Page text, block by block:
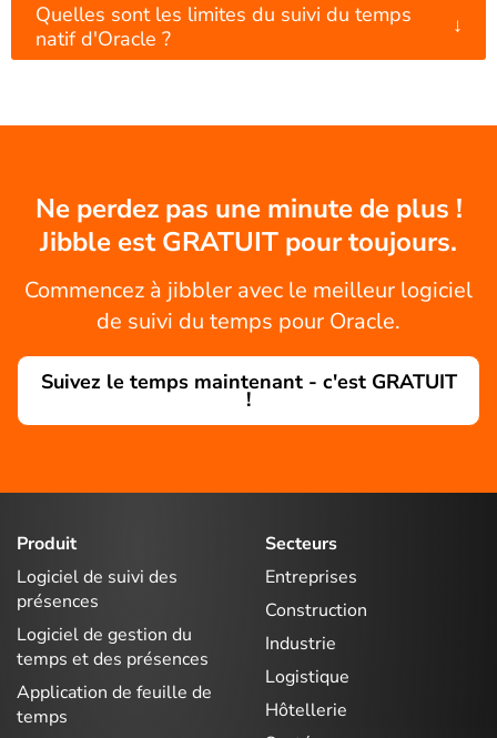
Quelles sont les limites du suivi du temps
natif d'Oracle ?
↓
Ne perdez pas une minute de plus !
Jibble est GRATUIT pour toujours.
Commencez à jibbler avec le meilleur logiciel
de suivi du temps pour Oracle.
Suivez le temps maintenant - c'est GRATUIT
!
Produit
Logiciel de suivi des
présences
Logiciel de gestion du
temps et des présences
Application de feuille de
temps
Secteurs
Entreprises
Construction
Industrie
Logistique
Hôtellerie